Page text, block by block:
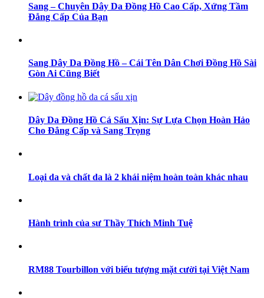
Sang – Chuyên Dây Da Đồng Hồ Cao Cấp, Xứng Tầm
Đẳng Cấp Của Bạn
Sang Dây Da Đồng Hồ – Cái Tên Dân Chơi Đồng Hồ Sài
Gòn Ai Cũng Biết
Dây Da Đồng Hồ Cá Sấu Xịn: Sự Lựa Chọn Hoàn Hảo
Cho Đẳng Cấp và Sang Trọng
Loại da và chất da là 2 khái niệm hoàn toàn khác nhau
Hành trình của sư Thầy Thích Minh Tuệ
RM88 Tourbillon với biểu tượng mặt cười tại Việt Nam